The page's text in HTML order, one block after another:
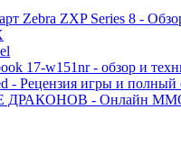
Zebra ZXP Series 8 -
17-w151nr - обзор и
- Рецензия игры и полный
- Онлайн